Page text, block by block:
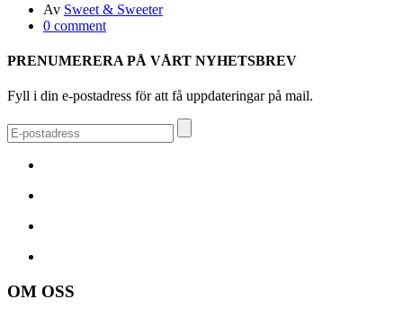
Av Sweet & Sweeter
0 comment
PRENUMERERA PÅ VÅRT NYHETSBREV
Fyll i din e-postadress för att få uppdateringar på mail.
OM OSS